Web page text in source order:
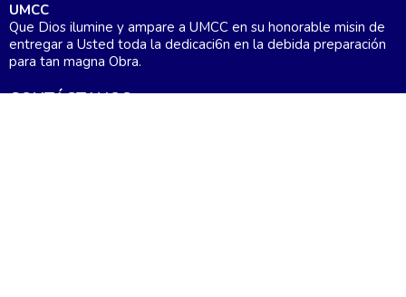
UMCC
Que Dios ilumine y ampare a UMCC en su honorable misin de
entregar a Usted toda la dedicaci6n en la debida preparación
para tan magna Obra.
CONTÁCTANOS